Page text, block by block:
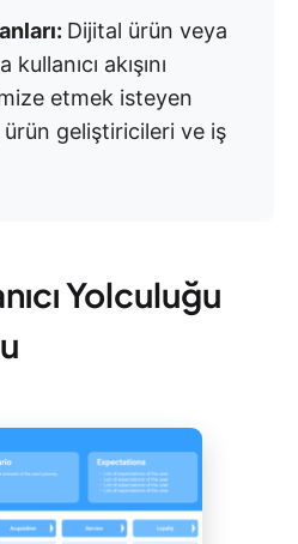
Dijital ürün veya
akışını
etmek isteyen
ürün geliştiricileri ve iş
Yolculuğu